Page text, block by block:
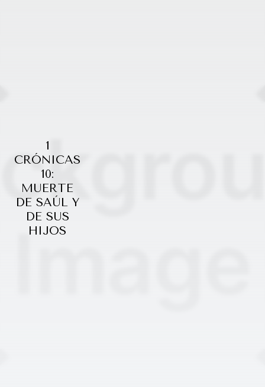
1
CRÓNICAS
10:
MUERTE
DE SAÚL Y
DE SUS
HIJOS